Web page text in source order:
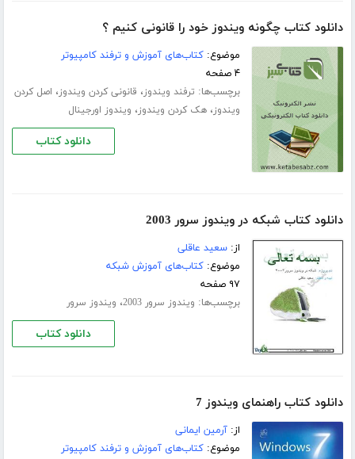
دانلود کتاب چگونه ویندوز خود را قانونی کنیم ؟
موضوع:کتاب‌های آموزش و ترفند کامپیوتر
۴ صفحه
برچسب‌ها: ترفند ویندوز، قانونی کردن ویندوز، اصل کردن
ویندوز،هک کردن ویندوز، ویندوز اورجینال
دانلود کتاب
دانلود کتاب شبکه در ویندوز سرور 2003
از:سعید عاقلی
موضوع:کتاب‌های آموزش شبکه
۹۷ صفحه
برچسب‌ها: ویندوز سرور 2003 ، ویندوز سرور
دانلود کتاب
دانلود کتاب راهنمای ویندوز 7
از:آرمین ایمانی
موضوع:کتاب‌های آموزش و ترفند کامپیوتر